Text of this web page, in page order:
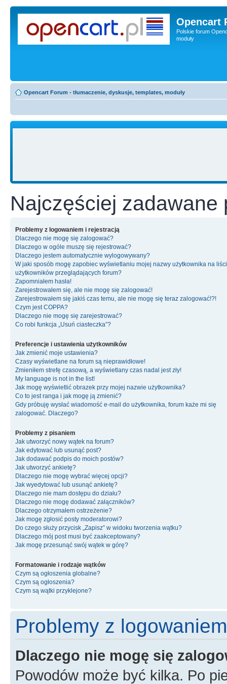
Opencart
Polskie forum
moduły
Opencart Forum - tłumaczenie, dyskusje, templates, moduły
Najczęściej zadawane
Problemy z logowaniem i rejestracją
Dlaczego nie mogę się zalogować?
Dlaczego w ogóle muszę się rejestrować?
Dlaczego jestem automatycznie wylogowywany?
W jaki sposób mogę zapobiec wyświetlaniu mojej nazwy użytkownika na
użytkowników przeglądających forum?
Zapomniałem hasła!
Zarejestrowałem się, ale nie mogę się zalogować!
Zarejestrowałem się jakiś czas temu, ale nie mogę się teraz zalogować!?!
Czym jest COPPA?
Dlaczego nie mogę się zarejestrować?
Co robi funkcja „Usuń ciasteczka”?
Preferencje i ustawienia użytkowników
Jak zmienić moje ustawienia?
Czasy wyświetlane na forum są nieprawidłowe!
Zmieniłem strefę czasową, a wyświetlany czas nadal jest zły!
My language is not in the list!
Jak mogę wyświetlić obrazek przy mojej nazwie użytkownika?
Co to jest ranga i jak mogę ją zmienić?
Gdy próbuję wysłać wiadomość e-mail do użytkownika, forum każe mi się
zalogować. Dlaczego?
Problemy z pisaniem
Jak utworzyć nowy wątek na forum?
Jak edytować lub usunąć post?
Jak dodawać podpis do moich postów?
Jak utworzyć ankietę?
Dlaczego nie mogę wybrać więcej opcji?
Jak wyedytować lub usunąć ankietę?
Dlaczego nie mam dostępu do działu?
Dlaczego nie mogę dodawać załączników?
Dlaczego otrzymałem ostrzeżenie?
Jak mogę zgłosić posty moderatorowi?
Do czego służy przycisk „Zapisz” w widoku tworzenia wątku?
Dlaczego mój post musi być zaakceptowany?
Jak mogę przesunąć swój wątek w górę?
Formatowanie i rodzaje wątków
Czym są ogłoszenia globalne?
Czym są ogłoszenia?
Czym są wątki przyklejone?
Problemy z
Dlaczego nie mogę się
Powodów może być kilka. Po